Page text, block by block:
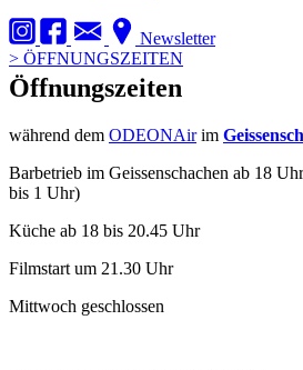
Newsletter
> ÖFFNUNGSZEITEN
Öffnungszeiten
während dem ODEONAirim
Barbetrieb im Geissenschachen ab 18
bis 1 Uhr)
Küche ab 18 bis 20.45 Uhr
Filmstart um 21.30 Uhr
Mittwoch geschlossen